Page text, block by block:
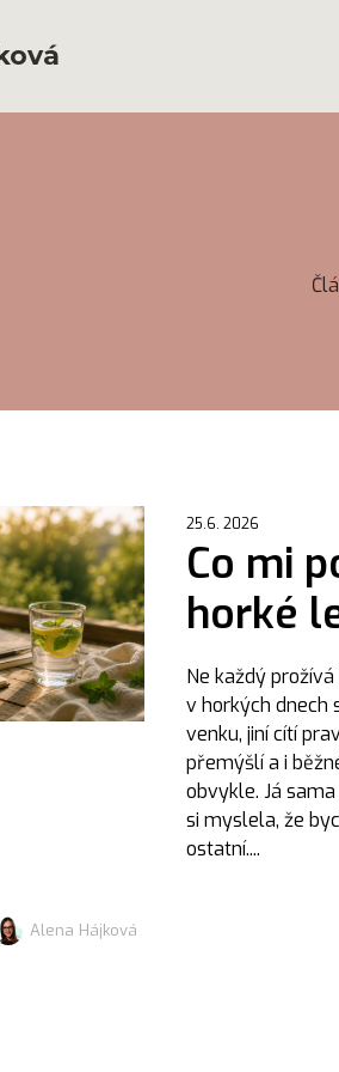
25.6. 2026
Co mi
horké
Ne každý
v horkých dnech
venku, jiní cítí
přemýšlí a i
obvykle. Já
si myslela, že
ostatní....
Alena Hájková